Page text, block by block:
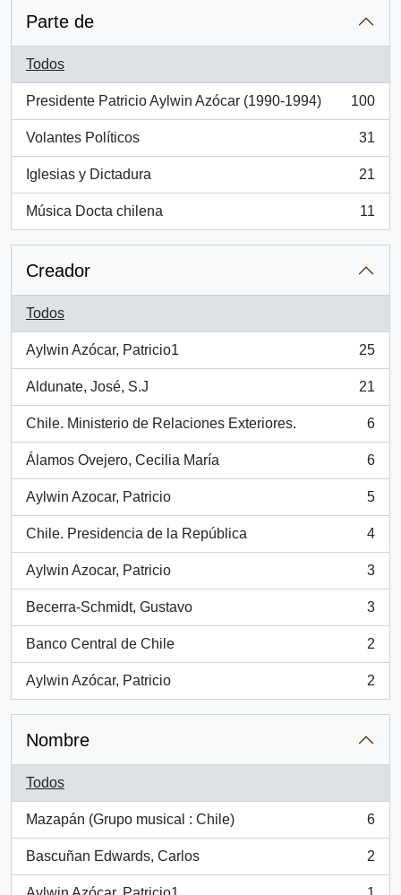
Parte de
Todos
Presidente Patricio Aylwin Azócar (1990-1994)
, 100 resultados
100
Volantes Políticos
, 31 resultados
31
Iglesias y Dictadura
, 21 resultados
21
Música Docta chilena
, 11 resultados
11
Creador
Todos
Aylwin Azócar, Patricio1
, 25 resultados
25
Aldunate, José, S.J
, 21 resultados
21
Chile. Ministerio de Relaciones Exteriores.
, 6 resultados
6
Álamos Ovejero, Cecilia María
, 6 resultados
6
Aylwin Azocar, Patricio
, 5 resultados
5
Chile. Presidencia de la República
, 4 resultados
4
Aylwin Azocar, Patricio
, 3 resultados
3
Becerra-Schmidt, Gustavo
, 3 resultados
3
Banco Central de Chile
, 2 resultados
2
Aylwin Azócar, Patricio
, 2 resultados
2
Nombre
Todos
Mazapán (Grupo musical : Chile)
, 6 resultados
6
Bascuñan Edwards, Carlos
, 2 resultados
2